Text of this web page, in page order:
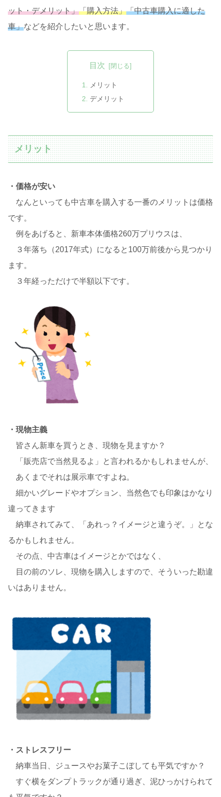
ット・デメリット」「購入方法」「中古車購入に適した
車」などを紹介したいと思います。
目次
メリット
デメリット
メリット
・価格が安い
なんといっても中古車を購入する一番のメリットは価格
です。
例をあげると、新車本体価格260万プリウスは、
３年落ち（2017年式）になると100万前後から見つかり
ます。
３年経っただけで半額以下です。
・現物主義
皆さん新車を買うとき、現物を見ますか？
「販売店で当然見るよ」と言われるかもしれませんが、
あくまでそれは展示車ですよね。
細かいグレードやオプション、当然色でも印象はかなり
違ってきます
納車されてみて、「あれっ？イメージと違うぞ。」とな
るかもしれません。
その点、中古車はイメージとかではなく、
目の前のソレ、現物を購入しますので、そういった勘違
いはありません。
・ストレスフリー
納車当日、ジュースやお菓子こぼしても平気ですか？
すぐ横をダンプトラックが通り過ぎ、泥ひっかけられて